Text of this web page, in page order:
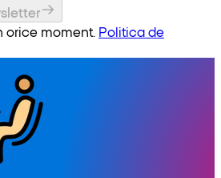
orice moment. Politica de